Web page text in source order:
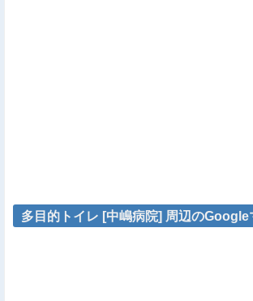
多目的トイレ [中嶋病院] 周辺のGoogle